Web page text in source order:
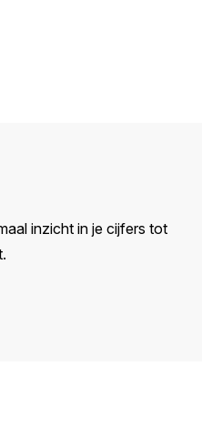
inzicht in je cijfers tot